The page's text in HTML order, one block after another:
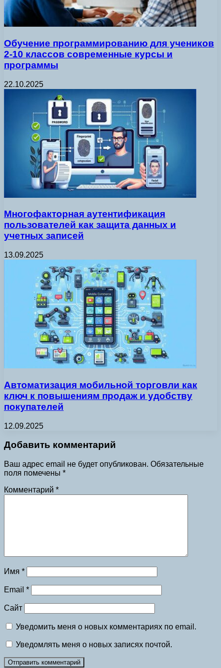
Обучение программированию для учеников
2-10 классов современные курсы и
программы
22.10.2025
Многофакторная аутентификация
пользователей как защита данных и
учетных записей
13.09.2025
Автоматизация мобильной торговли как
ключ к повышениям продаж и удобству
покупателей
12.09.2025
Добавить комментарий
Ваш адрес email не будет опубликован. Обязательные
поля помечены *
Комментарий *
Имя *
Email *
Сайт
Уведомить меня о новых комментариях по email.
Уведомлять меня о новых записях почтой.